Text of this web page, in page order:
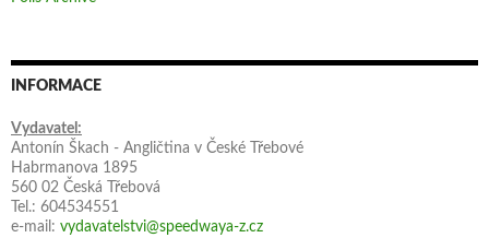
INFORMACE
Vydavatel:
Antonín Škach - Angličtina v České Třebové
Habrmanova 1895
560 02 Česká Třebová
Tel.: 604534551
e-mail: vydavatelstvi@speedwaya-z.cz